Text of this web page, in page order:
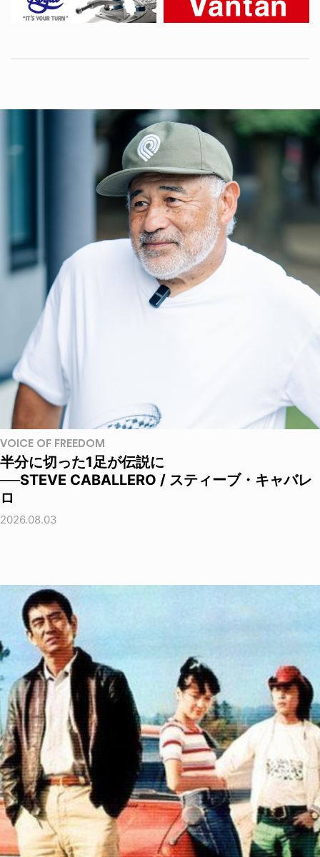
VOICE OF FREEDOM
半分に切った1足が伝説に
──STEVE CABALLERO / スティーブ・キャバレ
ロ
2026.08.03